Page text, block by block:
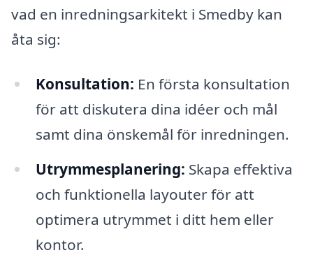
vad en inredningsarkitekt i Smedby kan
åta sig:
Konsultation: En första konsultation
för att diskutera dina idéer och mål
samt dina önskemål för inredningen.
Utrymmesplanering: Skapa effektiva
och funktionella layouter för att
optimera utrymmet i ditt hem eller
kontor.